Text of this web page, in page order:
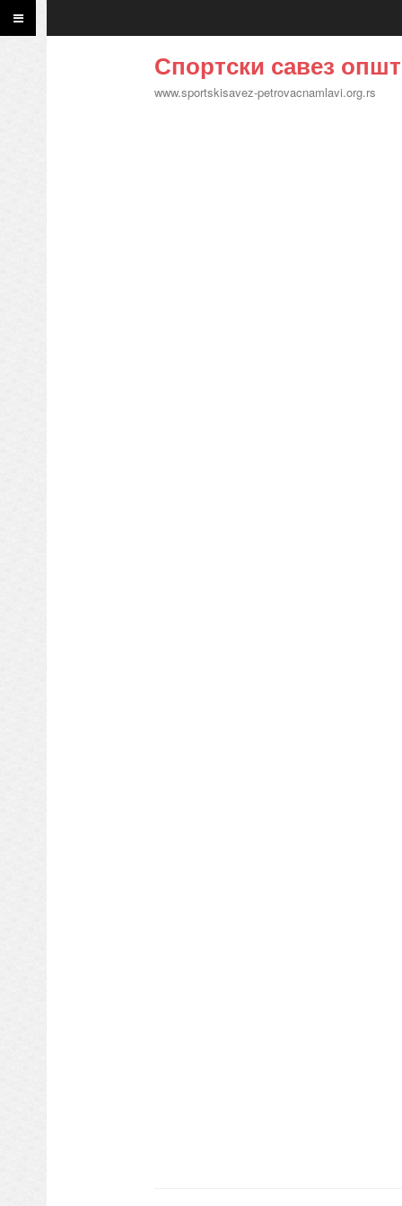
Спортски савез
www.sportskisavez-petrovacnamlavi.org.rs